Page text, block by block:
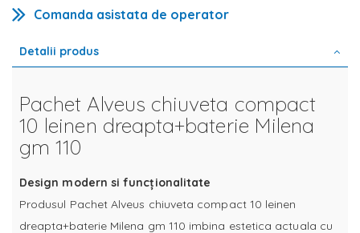
Comanda asistata de operator
Detalii produs
Pachet Alveus chiuveta compact
10 leinen dreapta+baterie Milena
gm 110
Design modern si funcționalitate
Produsul Pachet Alveus chiuveta compact 10 leinen
dreapta+baterie Milena gm 110 imbina estetica actuala cu